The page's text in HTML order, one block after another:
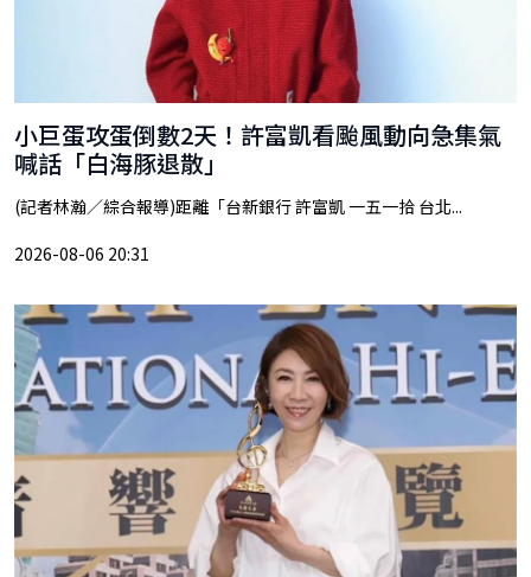
小巨蛋攻蛋倒數2天！許富凱看颱風動向急集氣
喊話「白海豚退散」
(記者林瀚／綜合報導)距離「台新銀行 許富凱 一五一拾 台北...
2026-08-06 20:31